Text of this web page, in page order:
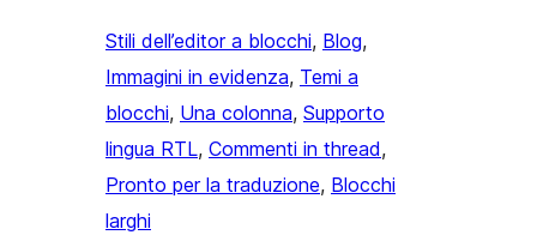
Stili dell’editor a blocchi, Blog
Immagini in evidenza, Temi a
blocchi, Una colonna, Supporto
lingua RTL, Commenti in thread
Pronto per la traduzione, Blocchi
larghi